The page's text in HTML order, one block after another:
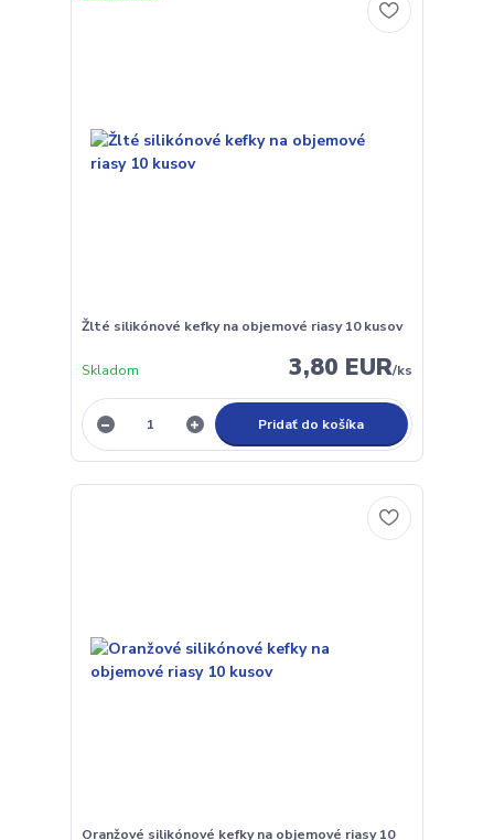
Žlté silikónové kefky na objemové riasy 10 kusov
3,80 EUR/ks
Skladom
Pridať do košíka
Oranžové silikónové kefky na objemové riasy 10